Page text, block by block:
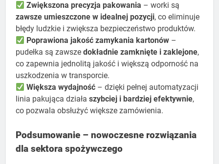
Zwiększona precyzja pakowania – worki są
zawsze umieszczone w idealnej pozycji, co eliminuje
błędy ludzkie i zwiększa bezpieczeństwo produktów.
Poprawiona jakość zamykania kartonów –
pudełka są zawsze dokładnie zamknięte i zaklejone,
co zapewnia jednolitą jakość i większą odporność na
uszkodzenia w transporcie.
Większa wydajność – dzięki pełnej automatyzacji
linia pakująca działa szybciej i bardziej efektywnie,
co pozwala obsłużyć większe zamówienia.
Podsumowanie – nowoczesne rozwiązania
dla sektora spożywczego